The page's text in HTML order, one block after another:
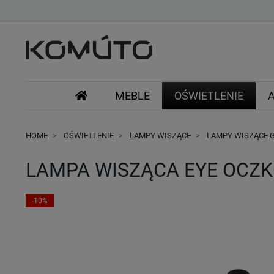
MEBLE OŚWIETLENIE
HOME OŚWIETLENIE LAMPY WISZĄCE LAMPY WISZĄCE
LAMPA WISZĄCA EYE
-10%